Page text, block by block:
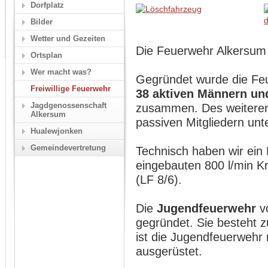
Die Feuerwehr
Gegründet wurde die
38 aktiven Männern
zusammen. Des
passiven Mitgliedern
Technisch haben wir
eingebauten 800 l/min
(LF 8/6).
Die Jugendfeuerwehr
gegründet. Sie besteht
ist die
ausgerüstet.
Dorfplatz
Bilder
Wetter und Gezeiten
Ortsplan
Wer macht was?
Freiwillige Feuerwehr
Jagdgenossenschaft
Alkersum
Hualewjonken
Gemeindevertretung